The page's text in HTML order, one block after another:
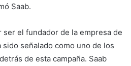
Saab.
el fundador de la empresa de
señalado como uno de los
de esta campaña. Saab